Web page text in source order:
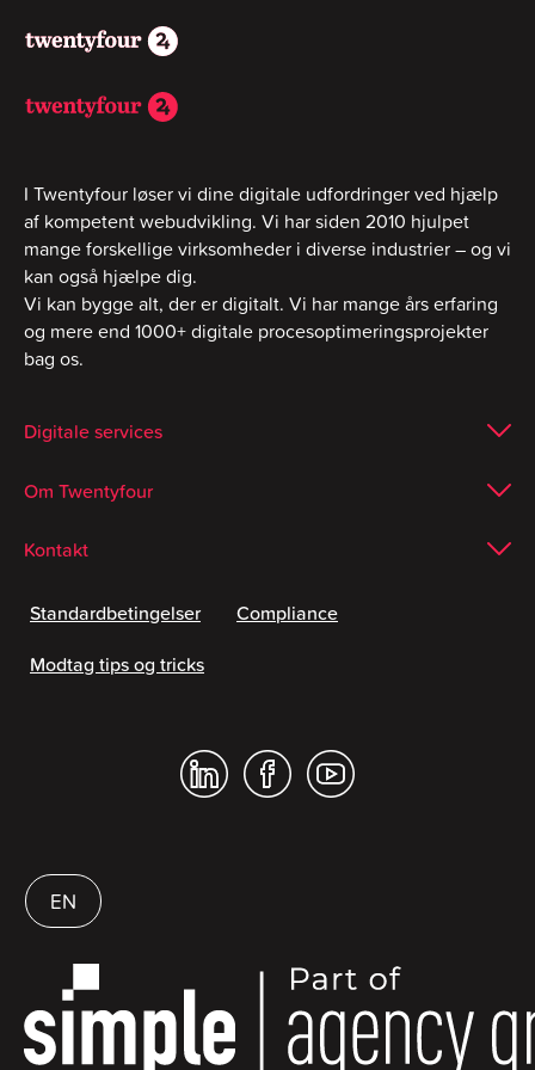
I Twentyfour løser vi dine digitale udfordringer ved hjælp
af kompetent webudvikling. Vi har siden 2010 hjulpet
mange forskellige virksomheder i diverse industrier – og vi
kan også hjælpe dig.
Vi kan bygge alt, der er digitalt. Vi har mange års erfaring
og mere end 1000+ digitale procesoptimeringsprojekter
bag os.
Digitale services
Om Twentyfour
Kontakt
Standardbetingelser
Compliance
Modtag tips og tricks
EN